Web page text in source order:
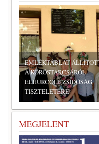
BONYHÁDI ZSIDÓ NAPOK
MEGJELENT